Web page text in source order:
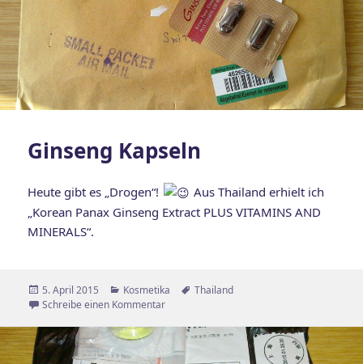
Ginseng Kapseln
Heute gibt es „Drogen“!
Aus Thailand erhielt ich
„Korean Panax Ginseng Extract PLUS VITAMINS AND
MINERALS“.
Veröffentlicht
am
5. April 2015 Kategorien
Kosmetika Schlagwörter
Thailand
Schreibe einen Kommentarzu Ginseng Kapseln